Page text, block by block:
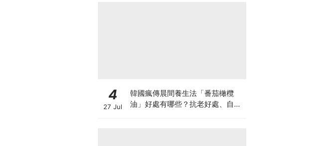
4
27 Jul
韓國瘋傳晨間養生法「番茄橄欖
油」好處有哪些？抗老好處、自製